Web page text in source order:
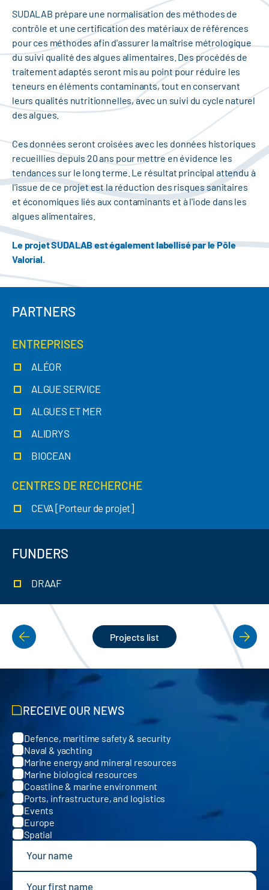
SUDALAB prépare une normalisation des méthodes de
contrôle et une certification des matériaux de références
pour ces méthodes afin d'assurer la maîtrise métrologique
du suivi qualité des algues alimentaires. Des procédés de
traitement adaptés seront mis au point pour réduire les
teneurs en éléments contaminants, tout en conservant
leurs qualités nutritionnelles, avec un suivi du cycle naturel
des algues.
Ces données seront croisées avec les données historiques
recueillies depuis 20 ans pour mettre en évidence les
tendances sur le long terme. Le résultat principal attendu à
l'issue de ce projet est la réduction des risques sanitaires
et économiques liés aux contaminants et à l'iode dans les
algues alimentaires.
Le projet SUDALAB est également labellisé par le Pôle
Valorial.
PARTNERS
ENTREPRISES
ALÉOR
ALGUE SERVICE
ALGUES ET MER
ALIDRYS
BIOCEAN
CENTRES DE RECHERCHE
CEVA [Porteur de projet]
FUNDERS
DRAAF
PAGINATION
Projects list
RECEIVE OUR NEWS
Categories
Defence, maritime safety & security
Naval & yachting
Marine energy and mineral resources
Marine biological resources
Coastline & marine environment
Ports, infrastructure, and logistics
Events
Europe
Spatial